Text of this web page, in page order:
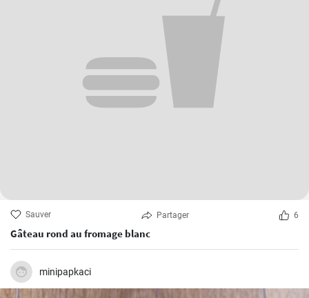
Sauver Partager 6
Gâteau rond au fromage blanc
minipapkaci